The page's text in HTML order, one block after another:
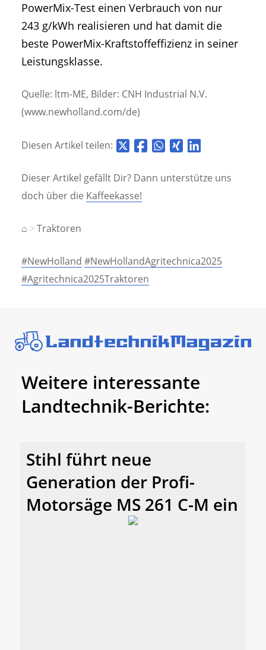
PowerMix-Test einen Verbrauch von nur
243 g/kWh realisieren und hat damit die
beste PowerMix-Kraftstoffeffizienz in seiner
Leistungsklasse.
Quelle: ltm-ME, Bilder: CNH Industrial N.V.
(www.newholland.com/de)
Diesen Artikel teilen:
Dieser Artikel gefällt Dir? Dann unterstütze uns
doch über die Kaffeekasse!
⌂ Traktoren
#NewHolland #NewHollandAgritechnica2025
#Agritechnica2025Traktoren
Weitere interessante
Landtechnik-Berichte:
Stihl führt neue
Generation der Profi-
Motorsäge MS 261 C-M ein